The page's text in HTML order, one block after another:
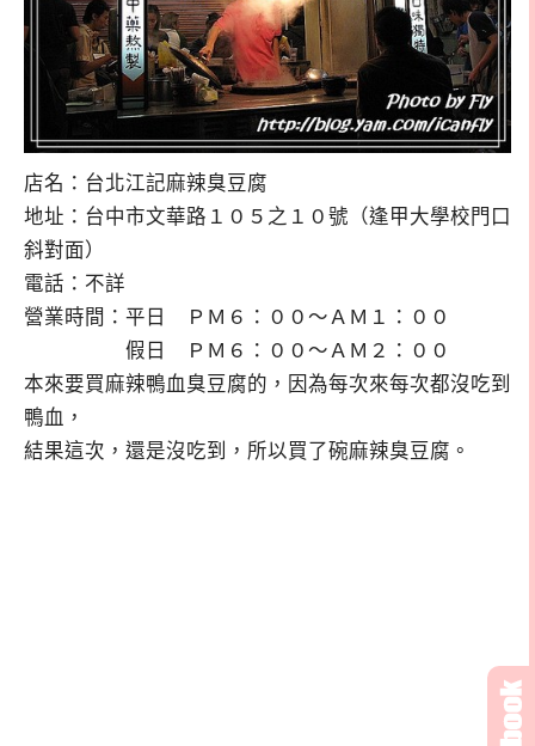
店名：台北江記麻辣臭豆腐
地址：台中市文華路１０５之１０號（逢甲大學校門口
斜對面）
電話：不詳
營業時間：平日 ＰＭ６：００～ＡＭ１：００
假日 ＰＭ６：００～ＡＭ２：００
本來要買麻辣鴨血臭豆腐的，因為每次來每次都沒吃到
鴨血，
結果這次，還是沒吃到，所以買了碗麻辣臭豆腐。